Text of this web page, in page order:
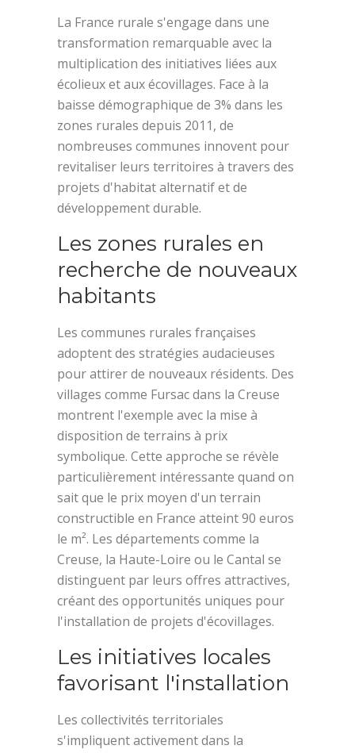
La France rurale s'engage dans une
transformation remarquable avec la
multiplication des initiatives liées aux
écolieux et aux écovillages. Face à la
baisse démographique de 3% dans les
zones rurales depuis 2011, de
nombreuses communes innovent pour
revitaliser leurs territoires à travers des
projets d'habitat alternatif et de
développement durable.
Les zones rurales en
recherche de nouveaux
habitants
Les communes rurales françaises
adoptent des stratégies audacieuses
pour attirer de nouveaux résidents. Des
villages comme Fursac dans la Creuse
montrent l'exemple avec la mise à
disposition de terrains à prix
symbolique. Cette approche se révèle
particulièrement intéressante quand on
sait que le prix moyen d'un terrain
constructible en France atteint 90 euros
le m². Les départements comme la
Creuse, la Haute-Loire ou le Cantal se
distinguent par leurs offres attractives,
créant des opportunités uniques pour
l'installation de projets d'écovillages.
Les initiatives locales
favorisant l'installation
Les collectivités territoriales
s'impliquent activement dans la